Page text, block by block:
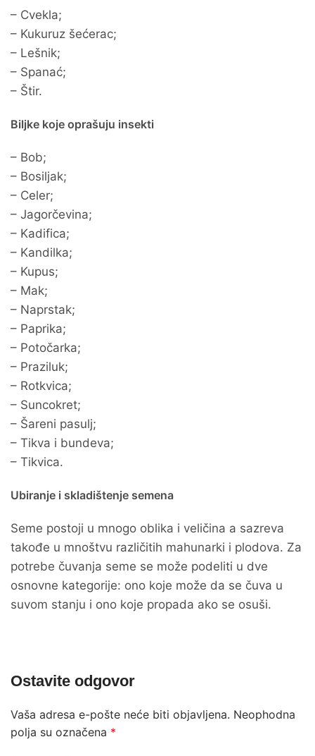
– Cvekla;
– Kukuruz šećerac;
– Lešnik;
– Spanać;
– Štir.
Biljke koje oprašuju insekti
– Bob;
– Bosiljak;
– Celer;
– Jagorčevina;
– Kadifica;
– Kandilka;
– Kupus;
– Mak;
– Naprstak;
– Paprika;
– Potočarka;
– Praziluk;
– Rotkvica;
– Suncokret;
– Šareni pasulj;
– Tikva i bundeva;
– Tikvica.
Ubiranje i skladištenje semena
Seme postoji u mnogo oblika i veličina a sazreva
takođe u mnoštvu različitih mahunarki i plodova. Za
potrebe čuvanja seme se može podeliti u dve
osnovne kategorije: ono koje može da se čuva u
suvom stanju i ono koje propada ako se osuši.
Ostavite odgovor
Vaša adresa e-pošte neće biti objavljena. Neophodna
polja su označena *